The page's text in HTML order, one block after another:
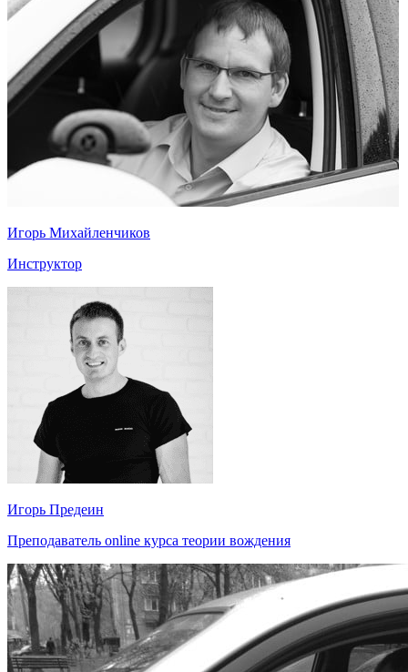
Игорь Михайленчиков
Инструктор
Игорь Предеин
Преподаватель online курса теории вождения